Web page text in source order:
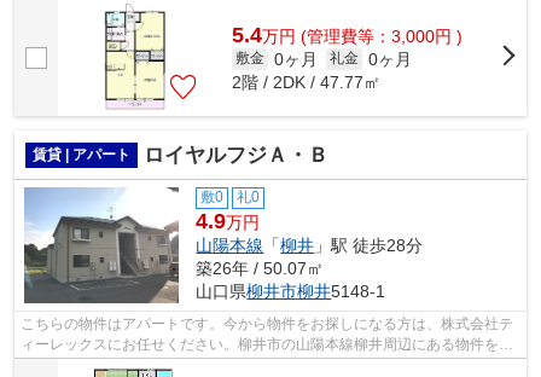
5.4万円 (管理費等：3,000円 )
敷金 0ヶ月 礼金 0ヶ月
2階 / 2DK / 47.77㎡
賃貸 | アパート ロイヤルフジＡ・Ｂ
敷0 礼0
4.9万円
山陽本線 「柳井 」駅 徒歩28分
築26年 / 50.07㎡
山口県柳井市柳井5148-1
こちらの物件はアパートです。今から物件をお探しになる方は、株式会社テ
ィーレックスにお任せください。柳井市の山陽本線柳井周辺にある物件を数
多く紹介中です。是非ご覧ください。